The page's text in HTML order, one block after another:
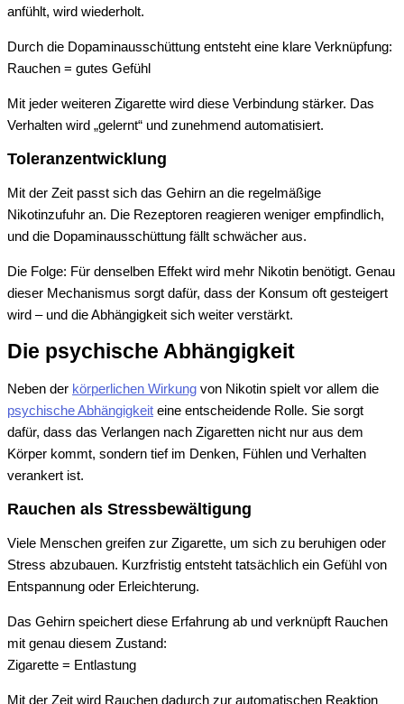
anfühlt, wird wiederholt.
Durch die Dopaminausschüttung entsteht eine klare Verknüpfung:
Rauchen = gutes Gefühl
Mit jeder weiteren Zigarette wird diese Verbindung stärker. Das
Verhalten wird „gelernt“ und zunehmend automatisiert.
Toleranzentwicklung
Mit der Zeit passt sich das Gehirn an die regelmäßige
Nikotinzufuhr an. Die Rezeptoren reagieren weniger empfindlich,
und die Dopaminausschüttung fällt schwächer aus.
Die Folge: Für denselben Effekt wird mehr Nikotin benötigt. Genau
dieser Mechanismus sorgt dafür, dass der Konsum oft gesteigert
wird – und die Abhängigkeit sich weiter verstärkt.
Die psychische Abhängigkeit
Neben der körperlichen Wirkung von Nikotin spielt vor allem die
psychische Abhängigkeit eine entscheidende Rolle. Sie sorgt
dafür, dass das Verlangen nach Zigaretten nicht nur aus dem
Körper kommt, sondern tief im Denken, Fühlen und Verhalten
verankert ist.
Rauchen als Stressbewältigung
Viele Menschen greifen zur Zigarette, um sich zu beruhigen oder
Stress abzubauen. Kurzfristig entsteht tatsächlich ein Gefühl von
Entspannung oder Erleichterung.
Das Gehirn speichert diese Erfahrung ab und verknüpft Rauchen
mit genau diesem Zustand:
Zigarette = Entlastung
Mit der Zeit wird Rauchen dadurch zur automatischen Reaktion